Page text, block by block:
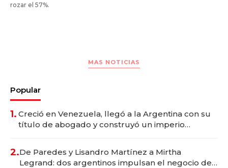
rozar el 57%.
MAS NOTICIAS
Popular
1. Creció en Venezuela, llegó a la Argentina con su
título de abogado y construyó un imperio
2.De Paredes y Lisandro Martínez a Mirtha
Legrand: dos argentinos impulsan el negocio del